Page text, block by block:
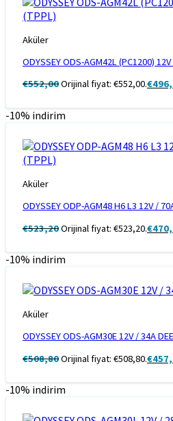
Aküler
ODYSSEY ODS-AGM42L (PC1200)
€552,00Orijinal fiyat: €552,00.€
-10% indirim
Aküler
ODYSSEY ODP-AGM48 H6 L3 12V /
€523,20Orijinal fiyat: €523,20.€
-10% indirim
Aküler
ODYSSEY ODS-AGM30E 12V / 34A
€508,80Orijinal fiyat: €508,80.€
-10% indirim